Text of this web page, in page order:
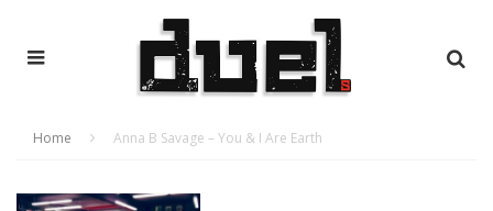
Home Anna B Savage – You & I Are Earth